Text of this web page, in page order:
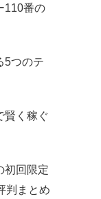
110番の
5つのテ
賢く稼ぐ
初回限定
判まとめ